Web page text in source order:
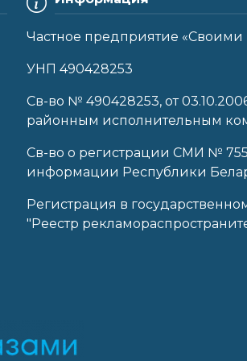
Частное предприятие «Своими
УНП 490428253
Cв-во № 490428253, от
районным исполнительным
Св-во о регистрации СМИ №
информации Республики
Регистрация в
"Реестр